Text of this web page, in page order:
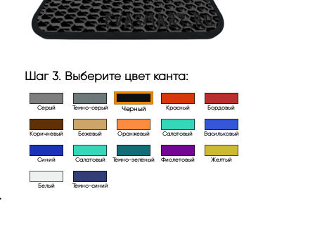
Шаг 3. Выберите цвет канта:
Серый Темно-серый Черный Красный Бордовый
Коричневый Бежевый Оранжевый Салатовый Васильковый
Синий Салатовый Тёмно-зелёный Фиолетовый Желтый
Белый Тёмно-синий